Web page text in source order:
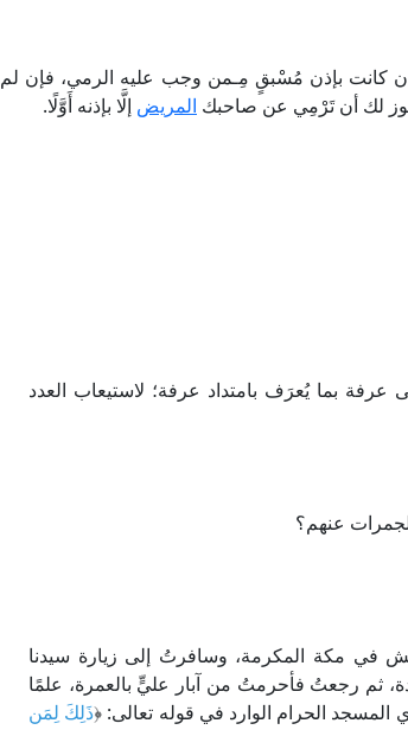
كانت بإذن مُسْبقٍ مِـمن وجب عليه الرمي، فإن لم
لك أن تَرْمِي عن صاحبك المريض إلَّا بإذنه أَوَّلًا.
بما يُعرَف بامتداد عرفة؛ لاستيعاب العدد
عنهم؟
في مكة المكرمة، وسافرتُ إلى زيارة سيدنا
ثم رجعتُ فأحرمتُ من آبار عليٍّ بالعمرة، علمًا
الحرام الوارد في قوله تعالى: ﴿ذَلِكَ لِمَن